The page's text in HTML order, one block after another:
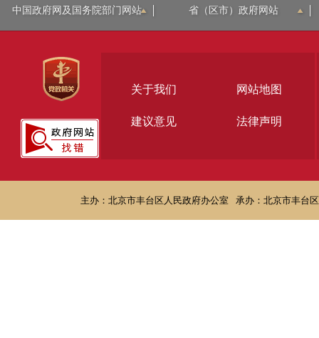
中国政府网及国务院部门网站 省（区市）政府网站
关于我们 网站地图
建议意见 法律声明
主办：北京市丰台区人民政府办公室 承办：北京市丰台